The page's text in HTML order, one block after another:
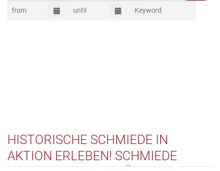
HISTORISCHE SCHMIEDE IN
AKTION ERLEBEN! SCHMIEDE